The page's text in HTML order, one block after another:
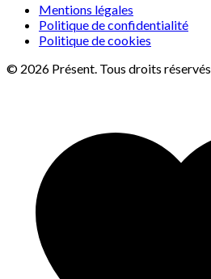
Mentions légales
Politique de confidentialité
Politique de cookies
© 2026 Présent. Tous droits réservés.